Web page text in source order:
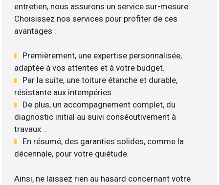
entretien, nous assurons un service sur-mesure.
Choisissez nos services pour profiter de ces
avantages :
Premièrement, une expertise personnalisée,
adaptée à vos attentes et à votre budget.
Par la suite, une toiture étanche et durable,
résistante aux intempéries.
De plus, un accompagnement complet, du
diagnostic initial au suivi consécutivement à
travaux ..
En résumé, des garanties solides, comme la
décennale, pour votre quiétude.
Ainsi, ne laissez rien au hasard concernant votre